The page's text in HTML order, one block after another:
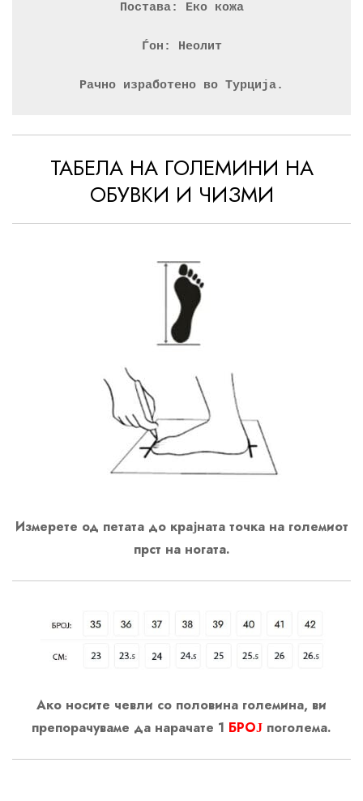
Постава: Еко кожа
Ѓон: Неолит
Рачно изработено во Турција.
ТАБЕЛА НА ГОЛЕМИНИ НА
ОБУВКИ И ЧИЗМИ
Измерете од петата до крајната точка на големиот
прст на ногата.
Ако носите чевли со половина големина, ви
препорачуваме да нарачате 1 БРОЈ поголема.